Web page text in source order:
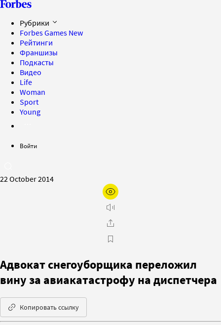
Рубрики
Forbes Games New
Рейтинги
Франшизы
Подкасты
Видео
Life
Woman
Sport
Young
Войти
22 October 2014
Адвокат снегоуборщика переложил
вину за авиакатастрофу на диспетчера
Копировать ссылку